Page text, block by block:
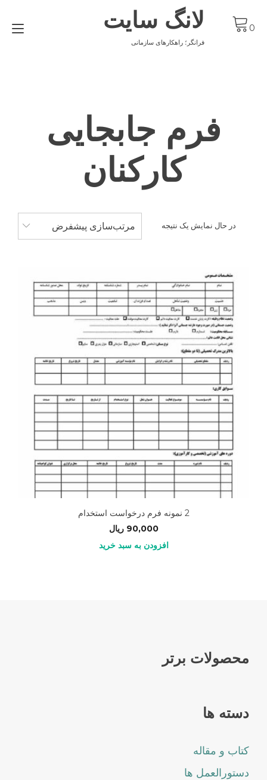
content
لانگ سایت
فرانگر؛ راهکارهای سازمانی
0
فرم جابجایی
کارکنان
در حال نمایش یک نتیجه مرتب‌سازی پیشفرض
2 نمونه فرم درخواست استخدام
90,000 ریال
افزودن به سبد خرید
محصولات برتر
دسته ها
کتاب و مقاله
دستورالعمل ها